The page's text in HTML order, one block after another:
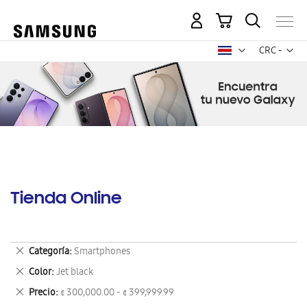
CRC -
colón
Mi carrito
Tienda Online
Categoría Smartphones
Eliminar
este
artículo
Color Jet black
Eliminar
este
artículo
Precio ¢ 300,000.00 - ¢ 399,999.99
Eliminar